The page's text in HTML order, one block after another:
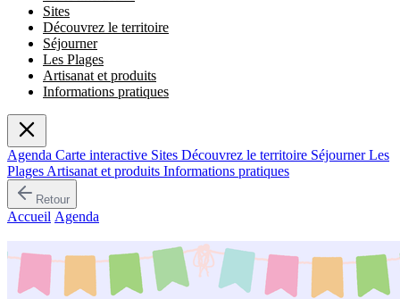
Sites
Découvrez le territoire
Séjourner
Les Plages
Artisanat et produits
Informations pratiques
Agenda Carte interactive Sites Découvrez le territoire SéjournerLes
Plages Artisanat et produits Informations pratiques
Retour
Accueil Agenda